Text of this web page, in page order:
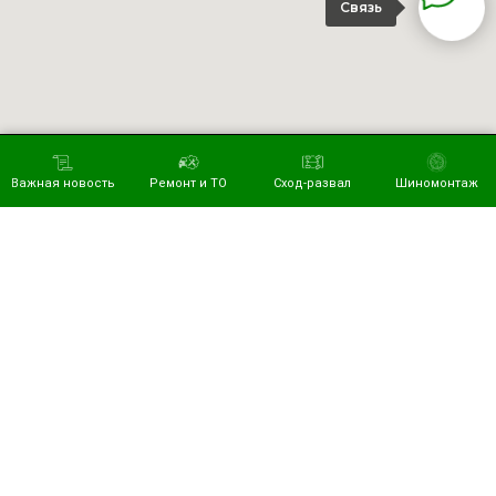
Важная новость Ремонт и ТО Сход-развал Шиномонтаж
Связь